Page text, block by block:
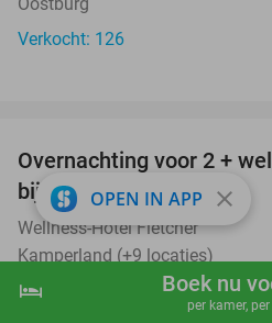
shopping_cart Boek
hotel Boek nu
per kamer,
Verkocht: 126
Overnachting voor 2 +
bij Fletcher Hotels
Wellness-Hotel Fletcher
Kamperland (+9 locaties)
Verkocht: 1.024
OPEN IN APP close